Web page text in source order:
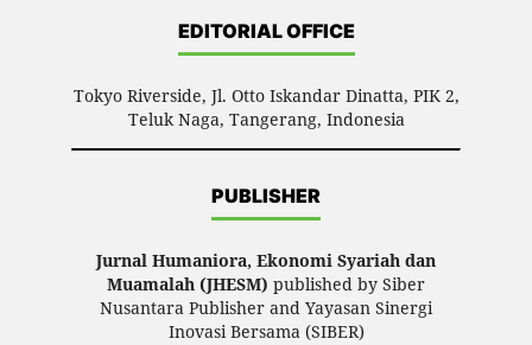
EDITORIAL OFFICE
Tokyo Riverside, Jl. Otto Iskandar Dinatta, PIK 2,
Teluk Naga, Tangerang, Indonesia
PUBLISHER
Jurnal Humaniora, Ekonomi Syariah dan
Muamalah (JHESM) published by Siber
Nusantara Publisher and Yayasan Sinergi
Inovasi Bersama (SIBER)